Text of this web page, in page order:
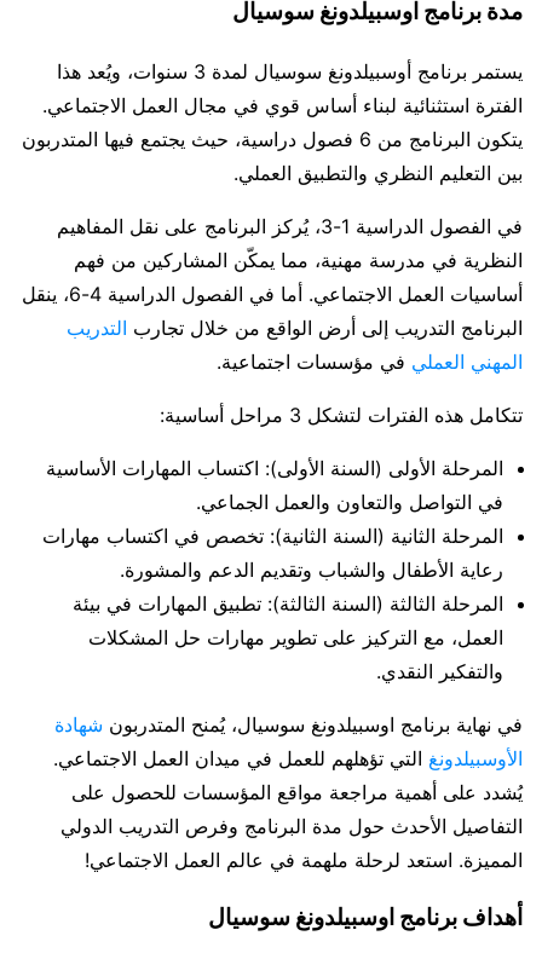
مدة برنامج اوسبيلدونغ سوسيال
يستمر برنامج أوسبيلدونغ سوسيال لمدة 3 سنوات، ويُعد هذا
الفترة استثنائية لبناء أساس قوي في مجال العمل الاجتماعي.
يتكون البرنامج من 6 فصول دراسية، حيث يجتمع فيها المتدربون
بين التعليم النظري والتطبيق العملي.
في الفصول الدراسية 1-3، يُركز البرنامج على نقل المفاهيم
النظرية في مدرسة مهنية، مما يمكّن المشاركين من فهم
أساسيات العمل الاجتماعي. أما في الفصول الدراسية 4-6، ينقل
البرنامج التدريب إلى أرض الواقع من خلال تجارب التدريب
المهني العملي في مؤسسات اجتماعية.
تتكامل هذه الفترات لتشكل 3 مراحل أساسية:
المرحلة الأولى (السنة الأولى): اكتساب المهارات الأساسية
في التواصل والتعاون والعمل الجماعي.
المرحلة الثانية (السنة الثانية): تخصص في اكتساب مهارات
رعاية الأطفال والشباب وتقديم الدعم والمشورة.
المرحلة الثالثة (السنة الثالثة): تطبيق المهارات في بيئة
العمل، مع التركيز على تطوير مهارات حل المشكلات
والتفكير النقدي.
في نهاية برنامج اوسبيلدونغ سوسيال، يُمنح المتدربون شهادة
الأوسبيلدونغ التي تؤهلهم للعمل في ميدان العمل الاجتماعي.
يُشدد على أهمية مراجعة مواقع المؤسسات للحصول على
التفاصيل الأحدث حول مدة البرنامج وفرص التدريب الدولي
المميزة. استعد لرحلة ملهمة في عالم العمل الاجتماعي!
أهداف برنامج اوسبيلدونغ سوسيال